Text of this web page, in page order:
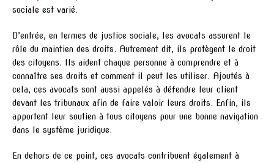
sociale est varié.
D’entrée, en termes de justice sociale, les avocats assurent le
rôle du maintien des droits. Autrement dit, ils protègent le droit
des citoyens. Ils aident chaque personne à comprendre et à
connaître ses droits et comment il peut les utiliser. Ajoutés à
cela, ces avocats sont aussi appelés à défendre leur client
devant les tribunaux afin de faire valoir leurs droits. Enfin, ils
apportent leur soutien à tous citoyens pour une bonne navigation
dans le système juridique.
En dehors de ce point, ces avocats contribuent également à